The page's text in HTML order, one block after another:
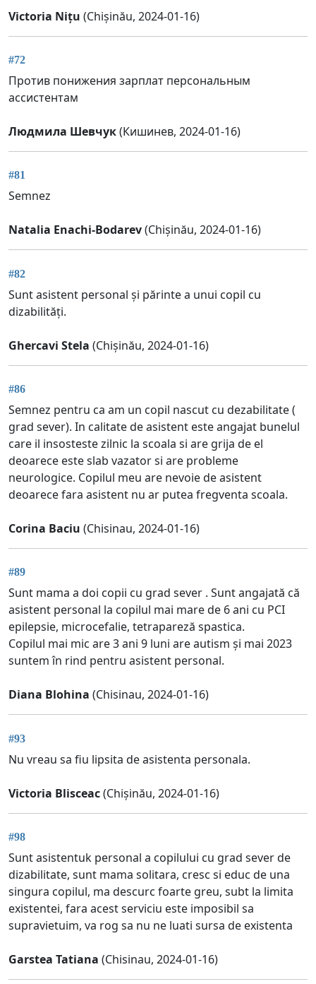
Victoria Nițu (Chișinău, 2024-01-16)
#72
Против понижения зарплат персональным
ассистентам
Людмила Шевчук(Кишинев, 2024-01-16)
#81
Semnez
Natalia Enachi-Bodarev(Chișinău, 2024-01-16)
#82
Sunt asistent personal și părinte a unui copil cu
dizabilități.
Ghercavi Stela (Chișinău, 2024-01-16)
#86
Semnez pentru ca am un copil nascut cu dezabilitate (
grad sever). In calitate de asistent este angajat bunelul
care il insosteste zilnic la scoala si are grija de el
deoarece este slab vazator si are probleme
neurologice. Copilul meu are nevoie de asistent
deoarece fara asistent nu ar putea fregventa scoala.
Corina Baciu (Chisinau, 2024-01-16)
#89
Sunt mama a doi copii cu grad sever . Sunt angajată că
asistent personal la copilul mai mare de 6 ani cu PCI
epilepsie, microcefalie, tetrapareză spastica.
Copilul mai mic are 3 ani 9 luni are autism și mai 2023
suntem în rind pentru asistent personal.
Diana Blohina (Chisinau, 2024-01-16)
#93
Nu vreau sa fiu lipsita de asistenta personala.
Victoria Blisceac(Chișinău, 2024-01-16)
#98
Sunt asistentuk personal a copilului cu grad sever de
dizabilitate, sunt mama solitara, cresc si educ de una
singura copilul, ma descurc foarte greu, subt la limita
existentei, fara acest serviciu este imposibil sa
supravietuim, va rog sa nu ne luati sursa de existenta
Garstea Tatiana (Chisinau, 2024-01-16)